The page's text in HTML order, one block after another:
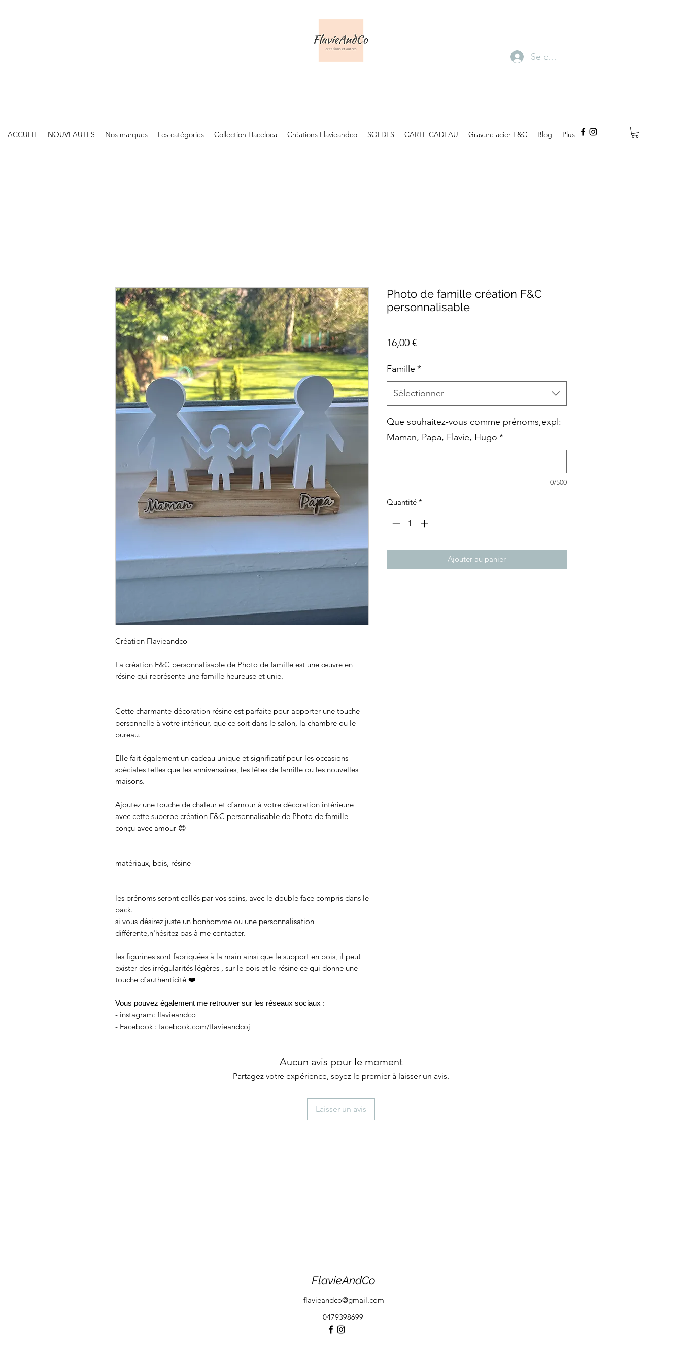
Se connecter
ACCUEIL NOUVEAUTES Nos marques Les catégories Collection Haceloca Créations Flavieandco SOLDES CARTE CADEAU Gravure acier F&C Blog Plus
Création Flavieandco
La création F&C personnalisable de Photo de famille est une œuvre en
résine qui représente une famille heureuse et unie.
Cette charmante décoration résine est parfaite pour apporter une touche
personnelle à votre intérieur, que ce soit dans le salon, la chambre ou le
bureau.
Elle fait également un cadeau unique et significatif pour les occasions
spéciales telles que les anniversaires, les fêtes de famille ou les nouvelles
maisons.
Ajoutez une touche de chaleur et d'amour à votre décoration intérieure
avec cette superbe création F&C personnalisable de Photo de famille
conçu avec amour 😍
matériaux, bois, résine
les prénoms seront collés par vos soins, avec le double face compris dans le
pack.
si vous désirez juste un bonhomme ou une personnalisation
différente,n'hésitez pas à me contacter.
les figurines sont fabriquées à la main ainsi que le support en bois, il peut
exister des irrégularités légères , sur le bois et le résine ce qui donne une
touche d'authenticité ❤️
Vous pouvez également me retrouver sur les réseaux sociaux :
- instagram: flavieandco
- Facebook : facebook.com/flavieandcoj
Photo de famille création F&C
personnalisable
16,00 €Prix
Famille *
Sélectionner
Que souhaitez-vous comme prénoms,expl:
Maman, Papa, Flavie, Hugo *
0/500
Quantité *
Ajouter au panier
Aucun avis pour le moment
Partagez votre expérience, soyez le premier à laisser un avis.
Laisser un avis
FlavieAndCo
flavieandco@gmail.com
0479398699